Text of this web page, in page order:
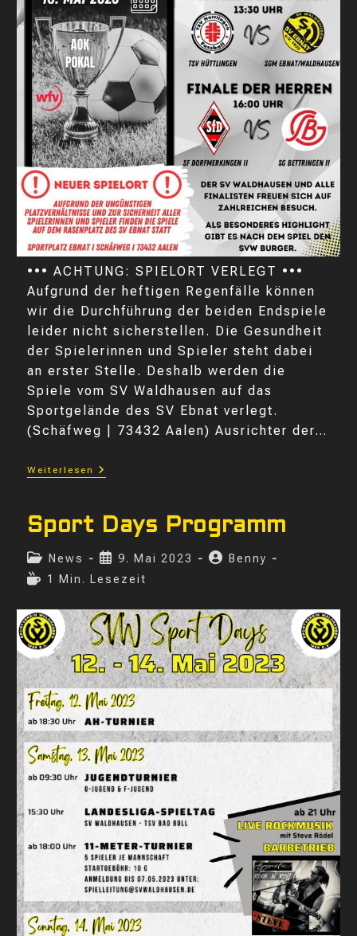
••• ACHTUNG: SPIELORT VERLEGT •••
Aufgrund der heftigen Regenfälle können
wir die Durchführung der beiden Endspiele
leider nicht sicherstellen. Die Gesundheit
der Spielerinnen und Spieler steht dabei
an erster Stelle. Deshalb werden die
Spiele vom SV Waldhausen auf das
Sportgelände des SV Ebnat verlegt.
(Schäfweg | 73432 Aalen) Ausrichter der…
Weiterlesen
Bezirkspokal
Sport Days Programm
Beitrags-
Kategorie:
News
Beitrag
veröffentlicht:
9. Mai 2023
Beitrags-
Benny
Lesedauer:
1 Min. Lesezeit